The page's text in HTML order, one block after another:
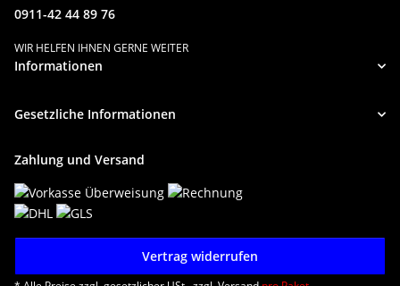
0911-42 44 89 76
WIR HELFEN IHNEN GERNE WEITER
Informationen
Gesetzliche Informationen
Zahlung und Versand
Vertrag widerrufen